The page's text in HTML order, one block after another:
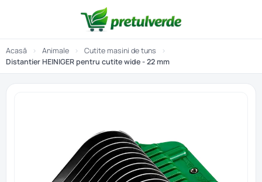
Acasă › Animale › Cutite masini de tuns
›
Distantier HEINIGER pentru cutite wide - 22 mm